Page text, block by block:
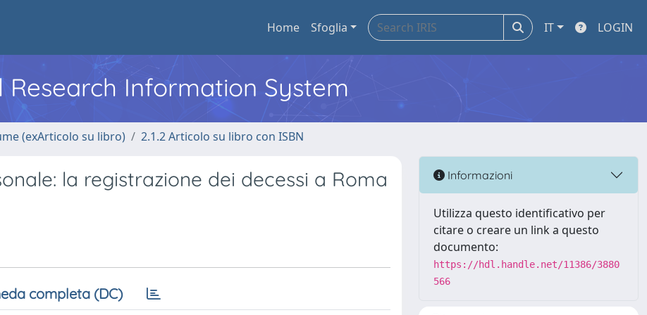
Home Sfoglia IT LOGIN
Research Information System
(exArticolo su libro) 2.1.2 Articolo su libro con ISBN
la registrazione dei decessi a Roma
completa (DC)
Informazioni
Utilizza questo identificativo per
citare o creare un link a questo
documento:
https://hdl.handle.net/11386/3880
566